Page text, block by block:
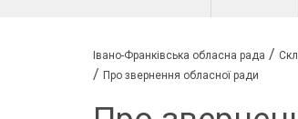
Івано-Франківська обласна рада /
/ Про звернення обласної ради